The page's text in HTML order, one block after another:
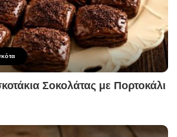
Σοκολάτας με Πορτοκάλι